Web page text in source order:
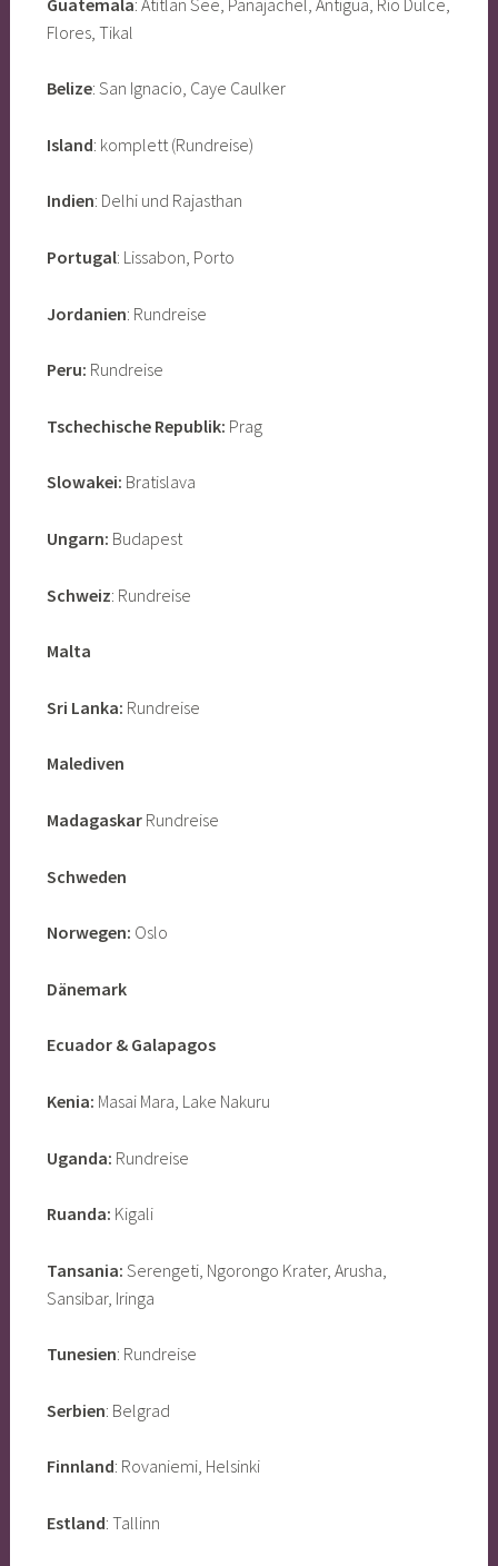
Flores, Tikal
Belize: San Ignacio, Caye Caulker
Island: komplett (Rundreise)
Indien: Delhi und Rajasthan
Portugal: Lissabon, Porto
Jordanien: Rundreise
Peru: Rundreise
Tschechische Republik: Prag
Slowakei: Bratislava
Ungarn: Budapest
Schweiz: Rundreise
Malta
Sri Lanka: Rundreise
Malediven
Madagaskar Rundreise
Schweden
Norwegen: Oslo
Dänemark
Ecuador & Galapagos
Kenia: Masai Mara, Lake Nakuru
Uganda: Rundreise
Ruanda: Kigali
Tansania: Serengeti, Ngorongo Krater, Arusha,
Sansibar, Iringa
Tunesien: Rundreise
Serbien: Belgrad
Finnland: Rovaniemi, Helsinki
Estland: Tallinn